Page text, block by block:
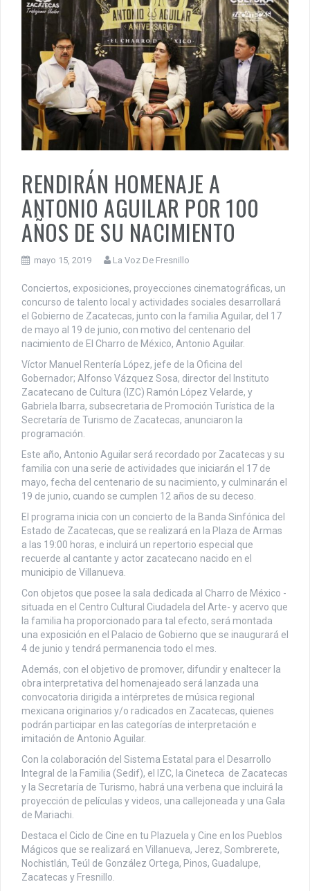
RENDIRÁN HOMENAJE A
ANTONIO AGUILAR POR 100
AÑOS DE SU NACIMIENTO
mayo 15, 2019 La Voz De Fresnillo
Conciertos, exposiciones, proyecciones cinematográficas, un
concurso de talento local y actividades sociales desarrollará
el Gobierno de Zacatecas, junto con la familia Aguilar, del 17
de mayo al 19 de junio, con motivo del centenario del
nacimiento de El Charro de México, Antonio Aguilar.
Víctor Manuel Rentería López, jefe de la Oficina del
Gobernador; Alfonso Vázquez Sosa, director del Instituto
Zacatecano de Cultura (IZC) Ramón López Velarde, y
Gabriela Ibarra, subsecretaria de Promoción Turística de la
Secretaría de Turismo de Zacatecas, anunciaron la
programación.
Este año, Antonio Aguilar será recordado por Zacatecas y su
familia con una serie de actividades que iniciarán el 17 de
mayo, fecha del centenario de su nacimiento, y culminarán el
19 de junio, cuando se cumplen 12 años de su deceso.
El programa inicia con un concierto de la Banda Sinfónica del
Estado de Zacatecas, que se realizará en la Plaza de Armas
a las 19:00 horas, e incluirá un repertorio especial que
recuerde al cantante y actor zacatecano nacido en el
municipio de Villanueva.
Con objetos que posee la sala dedicada al Charro de México -
situada en el Centro Cultural Ciudadela del Arte- y acervo que
la familia ha proporcionado para tal efecto, será montada
una exposición en el Palacio de Gobierno que se inaugurará el
4 de junio y tendrá permanencia todo el mes.
Además, con el objetivo de promover, difundir y enaltecer la
obra interpretativa del homenajeado será lanzada una
convocatoria dirigida a intérpretes de música regional
mexicana originarios y/o radicados en Zacatecas, quienes
podrán participar en las categorías de interpretación e
imitación de Antonio Aguilar.
Con la colaboración del Sistema Estatal para el Desarrollo
Integral de la Familia (Sedif), el IZC, la Cineteca de Zacatecas
y la Secretaría de Turismo, habrá una verbena que incluirá la
proyección de películas y videos, una callejoneada y una Gala
de Mariachi.
Destaca el Ciclo de Cine en tu Plazuela y Cine en los Pueblos
Mágicos que se realizará en Villanueva, Jerez, Sombrerete,
Nochistlán, Teúl de González Ortega, Pinos, Guadalupe,
Zacatecas y Fresnillo.